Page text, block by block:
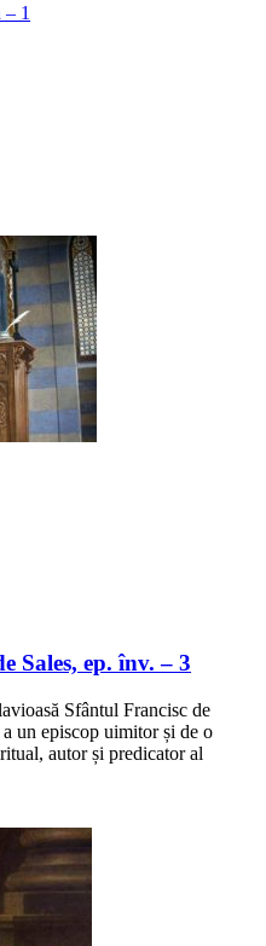
– 1
Sales, ep. înv. – 3
Sfântul Francisc de
un episcop uimitor și de o
autor și predicator al